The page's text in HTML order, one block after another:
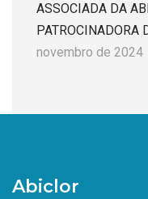
ASSOCIADA DA
PATROCINADORA
novembro de 2024
Abiclor